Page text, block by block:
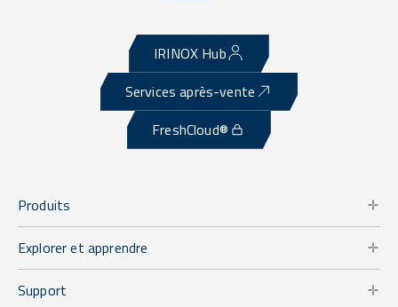
IRINOX Hub
Services après-vente
FreshCloud®
Produits
Explorer et apprendre
Support